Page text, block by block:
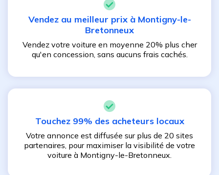
Vendez au meilleur prix à Montigny-le-
Bretonneux
Vendez votre voiture en moyenne 20% plus cher
qu'en concession, sans aucuns frais cachés.
Touchez 99% des acheteurs locaux
Votre annonce est diffusée sur plus de 20 sites
partenaires, pour maximiser la visibilité de votre
voiture à Montigny-le-Bretonneux.